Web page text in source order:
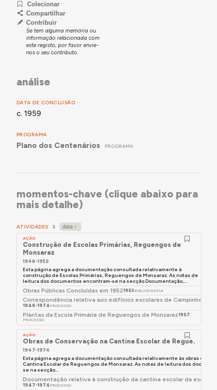
Colecionar
Compartilhar
Contribuir
Se tem alguma memória ou
informação relacionada com
este registo, por favor envie-
nos o seu contributo.
análise
DATA DE CONCLUSÃO
c. 1959
PROGRAMA
Plano dos Centenários PROGRAMA
momentos-chave (clique abaixo para
mais detalhe)
ATIVIDADES 3
AÇÃO
Construção de Escolas Primárias, Reguengos de
Monsaraz
1946-1952
Esta página agrega a documentação consultada relativamente à
construção de Escolas Primárias, Reguengos de Monsaraz. As notas de
leitura dos documentos encontram-se na secção Documentação,...
Obras Públicas Concluídas em 19521953 BIBLIOGRAFIA
Correspondência relativa aos edifícios escolares de Campinho
1946-1974 PROCESSO
Plantas da Escola Primária de Reguengos de Monsaraz1957
PROCESSO
AÇÃO
Obras de Conservação na Cantina Escolar de Reguengos
1947-1974
Esta página agrega a documentação consultada relativamente às obras de
Cantina Escolar de Reguengos de Monsaraz. As notas de leitura dos
se na secção...
Documentação relativa à construção da cantina escolar da escola
1947-1974 PROCESSO